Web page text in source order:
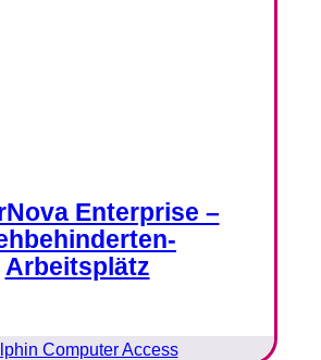
Enterprise –
Arbeitsplätz
Computer Access